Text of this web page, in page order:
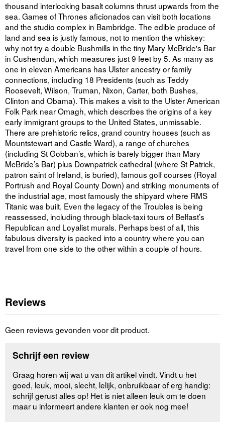
thousand interlocking basalt columns thrust upwards from the
sea. Games of Thrones aficionados can visit both locations
and the studio complex in Bambridge. The edible produce of
land and sea is justly famous, not to mention the whiskey:
why not try a double Bushmills in the tiny Mary McBride's Bar
in Cushendun, which measures just 9 feet by 5. As many as
one in eleven Americans has Ulster ancestry or family
connections, including 18 Presidents (such as Teddy
Roosevelt, Wilson, Truman, Nixon, Carter, both Bushes,
Clinton and Obama). This makes a visit to the Ulster American
Folk Park near Omagh, which describes the origins of a key
early immigrant groups to the United States, unmissable.
There are prehistoric relics, grand country houses (such as
Mountstewart and Castle Ward), a range of churches
(including St Gobban’s, which is barely bigger than Mary
McBride’s Bar) plus Downpatrick cathedral (where St Patrick,
patron saint of Ireland, is buried), famous golf courses (Royal
Portrush and Royal County Down) and striking monuments of
the industrial age, most famously the shipyard where RMS
Titanic was built. Even the legacy of the Troubles is being
reassessed, including through black-taxi tours of Belfast’s
Republican and Loyalist murals. Perhaps best of all, this
fabulous diversity is packed into a country where you can
travel from one side to the other within a couple of hours.
Reviews
Geen reviews gevonden voor dit product.
Schrijf een review
Graag horen wij wat u van dit artikel vindt. Vindt u het
goed, leuk, mooi, slecht, lelijk, onbruikbaar of erg handig:
schrijf gerust alles op! Het is niet alleen leuk om te doen
maar u informeert andere klanten er ook nog mee!